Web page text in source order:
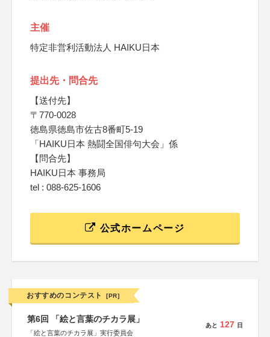
主催
特定非営利活動法人 HAIKU日本
提出先・問合先
【送付先】
〒770‐0028
徳島県徳島市佐古8番町5-19
「HAIKU日本 熱闘全国俳句大会」係
【問合先】
HAIKU日本 事務局
tel : 088-625-1606
公式ホームページ
おすすめのコンテスト [PR]
第6回 「絵と言葉のチカラ展」
「絵と言葉のチカラ展」実行委員会
あと 127 日